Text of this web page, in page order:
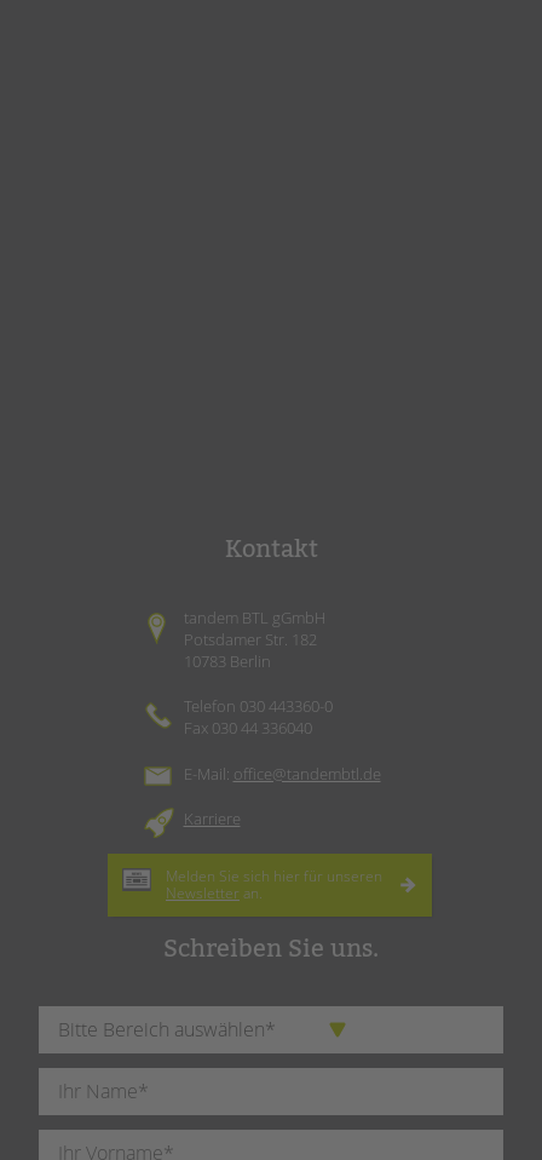
Kontakt
tandem BTL gGmbH
Potsdamer Str. 182
10783 Berlin
Telefon 030 443360-0
Fax 030 44 336040
E-Mail: office@tandembtl.de
Karriere
Melden Sie sich hier für unseren
Newsletter an.
Schreiben Sie uns.